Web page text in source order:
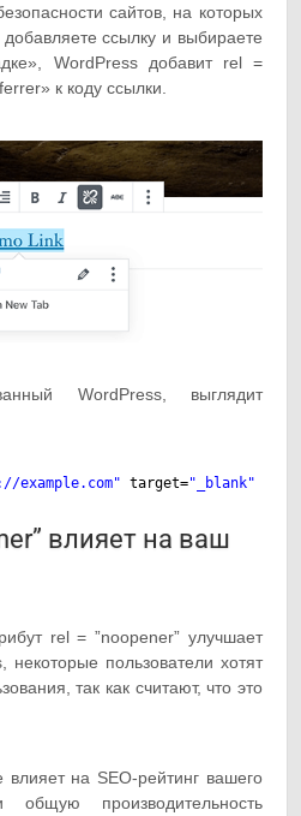
сайтов, на которых
ссылку и выбираете
WordPress добавит rel =
к коду ссылки.
WordPress, выглядит
example.com" target="_blank"
влияет на ваш
rel = ”noopener” улучшает
некоторые пользователи хотят
так как считают, что это
на SEO-рейтинг вашего
производительность